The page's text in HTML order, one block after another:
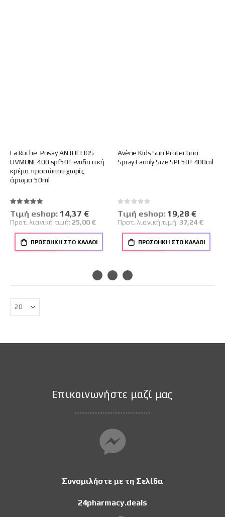
La Roche-Posay ANTHELIOS
UVMUNE400 spf50+ ενυδατική
κρέμα προσώπου χωρίς
άρωμα 50ml
Βαθμολογία:
100%
Tιμή eshop: Ειδική
Τιμή
14,37 €
Προτ. λιανική τιμή: 25,00 €
ΠΡΟΣΘΉΚΗ ΣΤΟ ΚΑΛΆΘΙ
Avène Kids Sun Protection
Spray Family Size SPF50+ 400ml
Rating:
0%
Tιμή eshop: Ειδική
Τιμή
19,28 €
Προτ. λιανική τιμή: 37,24 €
ΠΡΟΣΘΉΚΗ ΣΤΟ ΚΑΛΆΘΙ
Επικοινωνήστε μαζί μας
Συνομιλήστε με τη Σελίδα
24pharmacy.deals